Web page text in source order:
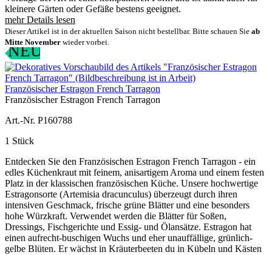
kleinere Gärten oder Gefäße bestens geeignet.
mehr Details lesen
Dieser Artikel ist in der aktuellen Saison nicht bestellbar. Bitte schauen Sie ab
Mitte November wieder vorbei.
NEU
Französischer Estragon French Tarragon
Französischer Estragon French Tarragon
Art.-Nr. P160788
1 Stück
Entdecken Sie den Französischen Estragon French Tarragon - ein
edles Küchenkraut mit feinem, anisartigem Aroma und einem festen
Platz in der klassischen französischen Küche. Unsere hochwertige
Estragonsorte (Artemisia dracunculus) überzeugt durch ihren
intensiven Geschmack, frische grüne Blätter und eine besonders
hohe Würzkraft. Verwendet werden die Blätter für Soßen,
Dressings, Fischgerichte und Essig- und Ölansätze. Estragon hat
einen aufrecht-buschigen Wuchs und eher unauffällige, grünlich-
gelbe Blüten. Er wächst in Kräuterbeeten du in Kübeln und Kästen